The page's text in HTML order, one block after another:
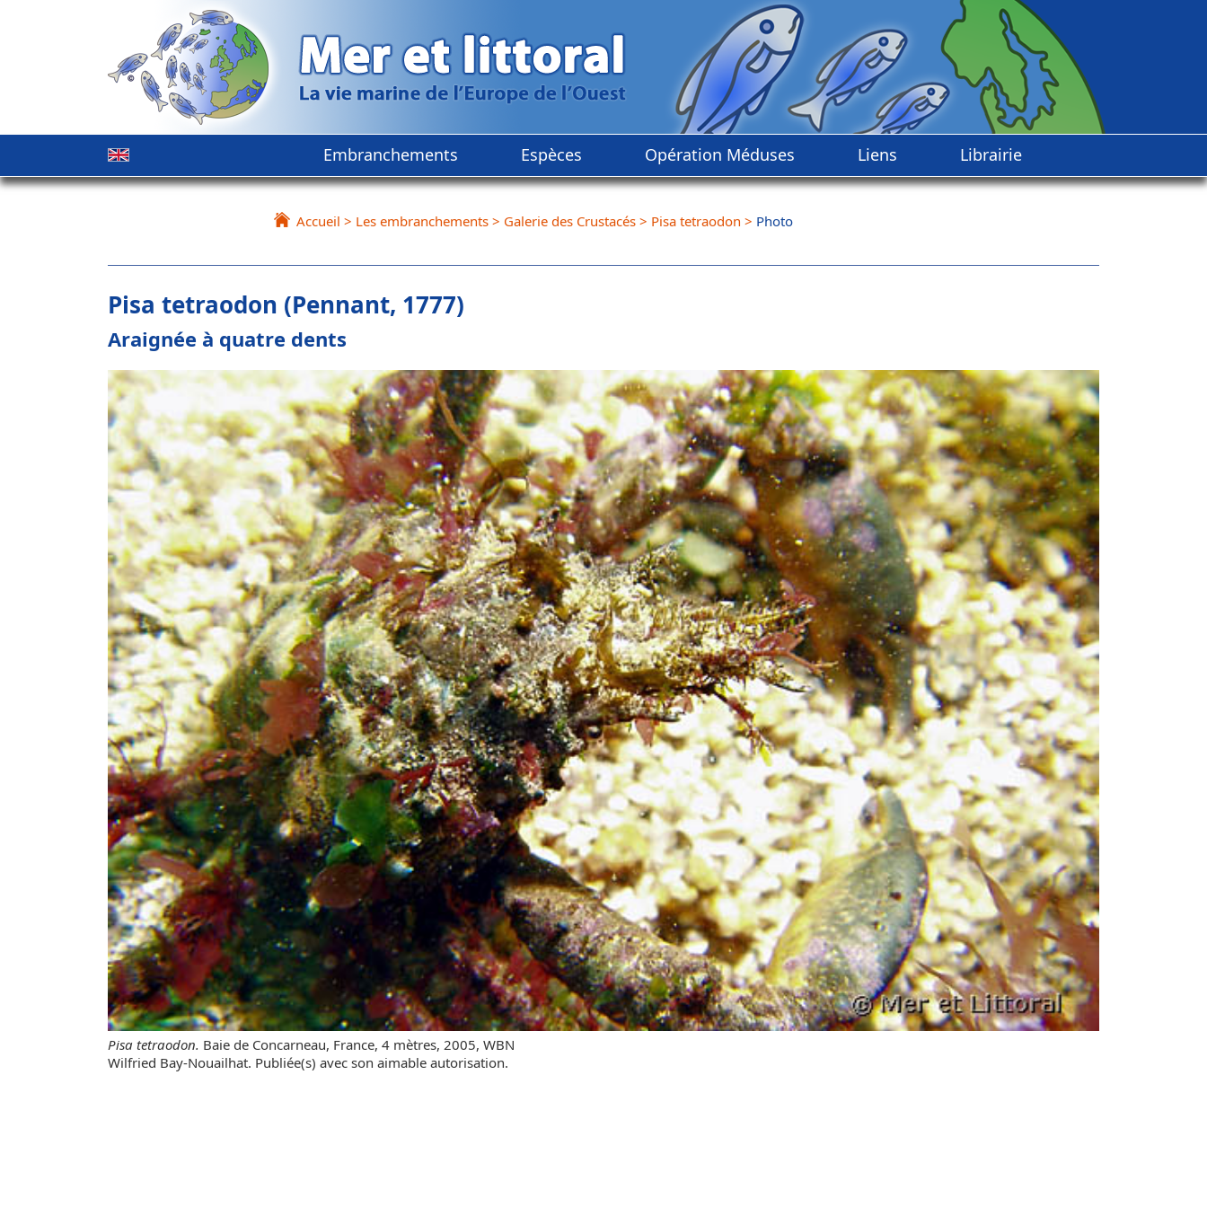
Embranchements Espèces Opération Méduses Liens Librairie
Accueil > Les embranchements > Galerie des Crustacés > Pisa tetraodon > Photo
Pisa tetraodon (Pennant, 1777)
Araignée à quatre dents
Pisa tetraodon. Baie de Concarneau, France, 4 mètres, 2005, WBN
Wilfried Bay-Nouailhat. Publiée(s) avec son aimable autorisation.